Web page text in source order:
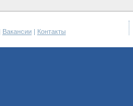
Вакансии Контакты